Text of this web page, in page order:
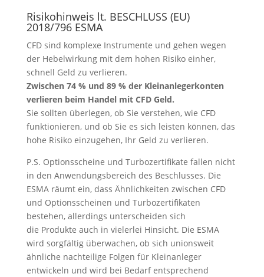
Risikohinweis lt. BESCHLUSS (EU)
2018/796 ESMA
CFD sind komplexe Instrumente und gehen wegen
der Hebelwirkung mit dem hohen Risiko einher,
schnell Geld zu verlieren.
Zwischen 74 % und 89 % der Kleinanlegerkonten
verlieren beim Handel mit CFD Geld.
Sie sollten überlegen, ob Sie verstehen, wie CFD
funktionieren, und ob Sie es sich leisten können, das
hohe Risiko einzugehen, Ihr Geld zu verlieren.
P.S. Optionsscheine und Turbozertifikate fallen nicht
in den Anwendungsbereich des Beschlusses. Die
ESMA räumt ein, dass Ähnlichkeiten zwischen CFD
und Optionsscheinen und Turbozertifikaten
bestehen, allerdings unterscheiden sich
die Produkte auch in vielerlei Hinsicht. Die ESMA
wird sorgfältig überwachen, ob sich unionsweit
ähnliche nachteilige Folgen für Kleinanleger
entwickeln und wird bei Bedarf entsprechend